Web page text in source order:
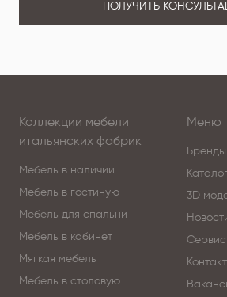
ПОЛУЧИТЬ
Коллекции мебели
итальянских фабрик
Мебель в наличии
Мебель в гостиную
Мебель для спальни
Мебель в кабинет
Мягкая мебель
Мебель в столовую
Меню
Бренды
3D